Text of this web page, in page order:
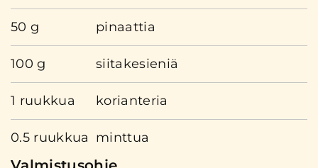
50 g pinaattia
100 g siitakesieniä
1 ruukkua korianteria
0.5 ruukkua minttua